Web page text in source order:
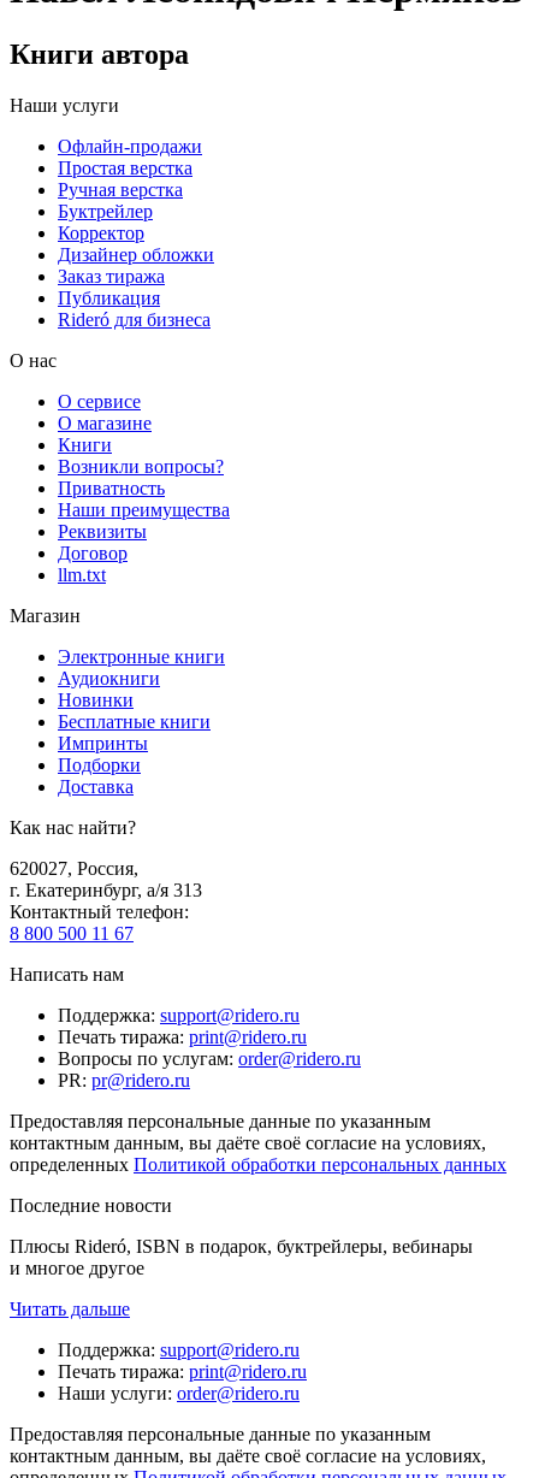
Книги автора
Наши услуги
Офлайн-продажи
Простая верстка
Ручная верстка
Буктрейлер
Корректор
Дизайнер обложки
Заказ тиража
Публикация
Rideró для бизнеса
О нас
О сервисе
О магазине
Книги
Возникли вопросы?
Приватность
Наши преимущества
Реквизиты
Договор
llm.txt
Магазин
Электронные книги
Аудиокниги
Новинки
Бесплатные книги
Импринты
Подборки
Доставка
Как нас найти?
620027, Россия,
г. Екатеринбург, а/я 313
Контактный телефон:
8 800 500 11 67
Написать нам
Поддержка: support@ridero.ru
Печать тиража: print@ridero.ru
Вопросы по услугам: order@ridero.ru
PR: pr@ridero.ru
Предоставляя персональные данные по указанным
контактным данным, вы даёте своё согласие на условиях,
определенных Политикой обработки персональных данных
Последние новости
Плюсы Rideró, ISBN в подарок, буктрейлеры, вебинары
и многое другое
Читать дальше
Поддержка: support@ridero.ru
Печать тиража: print@ridero.ru
Наши услуги: order@ridero.ru
Предоставляя персональные данные по указанным
контактным данным, вы даёте своё согласие на условиях,